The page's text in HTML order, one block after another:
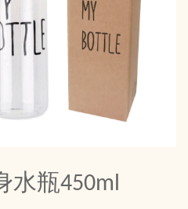
水瓶450ml